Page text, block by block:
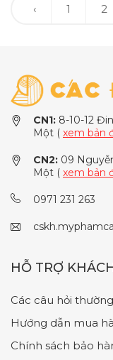
‹ 1 2
CN1: 8-10-12
Một ( xem bản
CN2: 09
Một ( xem bản
0971 231 263
HỖ TRỢ
Các câu hỏi
Hướng dẫn mua
Chính sách bảo